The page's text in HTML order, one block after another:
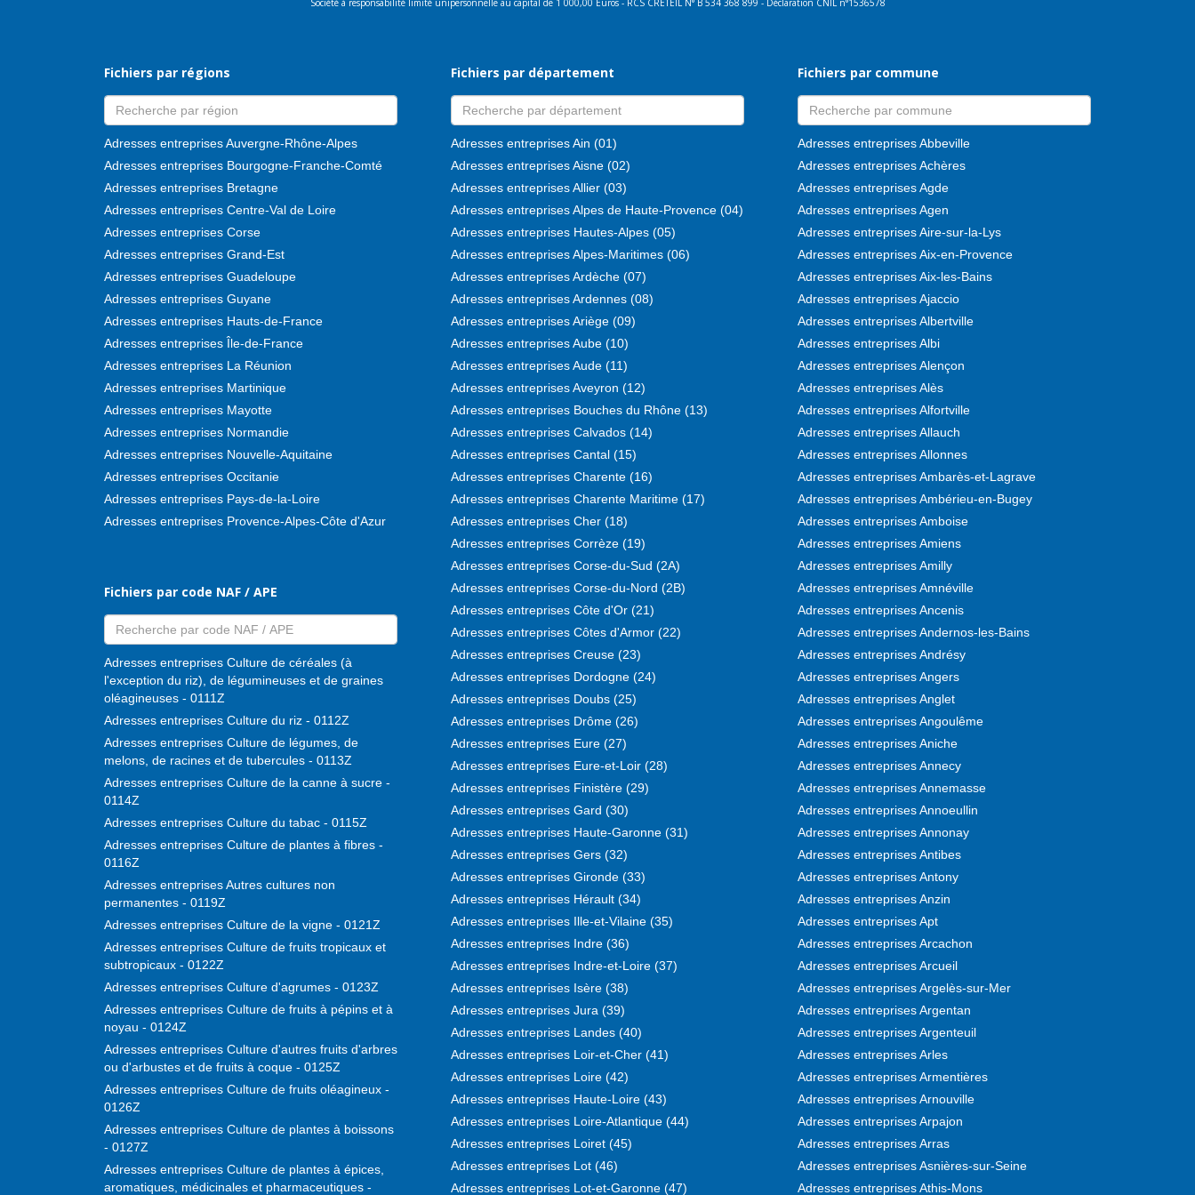
Fichiers par régions
Adresses entreprises Auvergne-Rhône-Alpes
Adresses entreprises Bourgogne-Franche-Comté
Adresses entreprises Bretagne
Adresses entreprises Centre-Val de Loire
Adresses entreprises Corse
Adresses entreprises Grand-Est
Adresses entreprises Guadeloupe
Adresses entreprises Guyane
Adresses entreprises Hauts-de-France
Adresses entreprises Île-de-France
Adresses entreprises La Réunion
Adresses entreprises Martinique
Adresses entreprises Mayotte
Adresses entreprises Normandie
Adresses entreprises Nouvelle-Aquitaine
Adresses entreprises Occitanie
Adresses entreprises Pays-de-la-Loire
Adresses entreprises Provence-Alpes-Côte d'Azur
Fichiers par code NAF / APE
Adresses entreprises Culture de céréales (à
l'exception du riz), de légumineuses et de graines
oléagineuses - 0111Z
Adresses entreprises Culture du riz - 0112Z
Adresses entreprises Culture de légumes, de
melons, de racines et de tubercules - 0113Z
Adresses entreprises Culture de la canne à sucre -
0114Z
Adresses entreprises Culture du tabac - 0115Z
Adresses entreprises Culture de plantes à fibres -
0116Z
Adresses entreprises Autres cultures non
permanentes - 0119Z
Adresses entreprises Culture de la vigne - 0121Z
Adresses entreprises Culture de fruits tropicaux et
subtropicaux - 0122Z
Adresses entreprises Culture d'agrumes - 0123Z
Adresses entreprises Culture de fruits à pépins et à
noyau - 0124Z
Adresses entreprises Culture d'autres fruits d'arbres
ou d'arbustes et de fruits à coque - 0125Z
Adresses entreprises Culture de fruits oléagineux -
0126Z
Adresses entreprises Culture de plantes à boissons
- 0127Z
Adresses entreprises Culture de plantes à épices,
aromatiques, médicinales et pharmaceutiques -
Fichiers par département
Adresses entreprises Ain (01)
Adresses entreprises Aisne (02)
Adresses entreprises Allier (03)
Adresses entreprises Alpes de Haute-Provence (04)
Adresses entreprises Hautes-Alpes (05)
Adresses entreprises Alpes-Maritimes (06)
Adresses entreprises Ardèche (07)
Adresses entreprises Ardennes (08)
Adresses entreprises Ariège (09)
Adresses entreprises Aube (10)
Adresses entreprises Aude (11)
Adresses entreprises Aveyron (12)
Adresses entreprises Bouches du Rhône (13)
Adresses entreprises Calvados (14)
Adresses entreprises Cantal (15)
Adresses entreprises Charente (16)
Adresses entreprises Charente Maritime (17)
Adresses entreprises Cher (18)
Adresses entreprises Corrèze (19)
Adresses entreprises Corse-du-Sud (2A)
Adresses entreprises Corse-du-Nord (2B)
Adresses entreprises Côte d'Or (21)
Adresses entreprises Côtes d'Armor (22)
Adresses entreprises Creuse (23)
Adresses entreprises Dordogne (24)
Adresses entreprises Doubs (25)
Adresses entreprises Drôme (26)
Adresses entreprises Eure (27)
Adresses entreprises Eure-et-Loir (28)
Adresses entreprises Finistère (29)
Adresses entreprises Gard (30)
Adresses entreprises Haute-Garonne (31)
Adresses entreprises Gers (32)
Adresses entreprises Gironde (33)
Adresses entreprises Hérault (34)
Adresses entreprises Ille-et-Vilaine (35)
Adresses entreprises Indre (36)
Adresses entreprises Indre-et-Loire (37)
Adresses entreprises Isère (38)
Adresses entreprises Jura (39)
Adresses entreprises Landes (40)
Adresses entreprises Loir-et-Cher (41)
Adresses entreprises Loire (42)
Adresses entreprises Haute-Loire (43)
Adresses entreprises Loire-Atlantique (44)
Adresses entreprises Loiret (45)
Adresses entreprises Lot (46)
Adresses entreprises Lot-et-Garonne (47)
Fichiers par commune
Adresses entreprises Abbeville
Adresses entreprises Achères
Adresses entreprises Agde
Adresses entreprises Agen
Adresses entreprises Aire-sur-la-Lys
Adresses entreprises Aix-en-Provence
Adresses entreprises Aix-les-Bains
Adresses entreprises Ajaccio
Adresses entreprises Albertville
Adresses entreprises Albi
Adresses entreprises Alençon
Adresses entreprises Alès
Adresses entreprises Alfortville
Adresses entreprises Allauch
Adresses entreprises Allonnes
Adresses entreprises Ambarès-et-Lagrave
Adresses entreprises Ambérieu-en-Bugey
Adresses entreprises Amboise
Adresses entreprises Amiens
Adresses entreprises Amilly
Adresses entreprises Amnéville
Adresses entreprises Ancenis
Adresses entreprises Andernos-les-Bains
Adresses entreprises Andrésy
Adresses entreprises Angers
Adresses entreprises Anglet
Adresses entreprises Angoulême
Adresses entreprises Aniche
Adresses entreprises Annecy
Adresses entreprises Annemasse
Adresses entreprises Annoeullin
Adresses entreprises Annonay
Adresses entreprises Antibes
Adresses entreprises Antony
Adresses entreprises Anzin
Adresses entreprises Apt
Adresses entreprises Arcachon
Adresses entreprises Arcueil
Adresses entreprises Argelès-sur-Mer
Adresses entreprises Argentan
Adresses entreprises Argenteuil
Adresses entreprises Arles
Adresses entreprises Armentières
Adresses entreprises Arnouville
Adresses entreprises Arpajon
Adresses entreprises Arras
Adresses entreprises Asnières-sur-Seine
Adresses entreprises Athis-Mons